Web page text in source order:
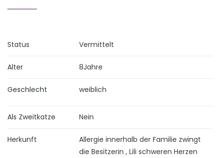
Status Vermittelt
Alter 8Jahre
Geschlecht weiblich
Als Zweitkatze Nein
Herkunft
Allergie innerhalb der Familie zwingt
die Besitzerin , Lili schweren Herzen